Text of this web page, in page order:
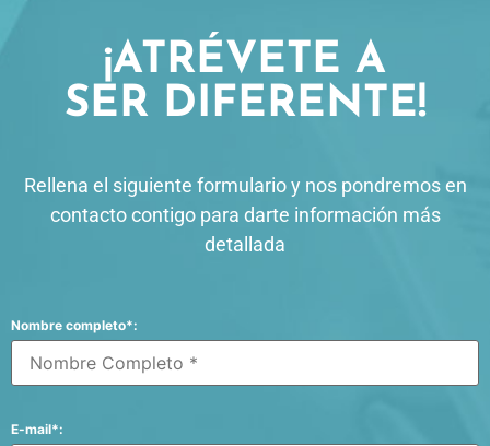
¡ATRÉVETE A
SER DIFERENTE!
Rellena el siguiente formulario y nos pondremos en
contacto contigo para darte información más
detallada
Nombre completo*:
E-mail*: